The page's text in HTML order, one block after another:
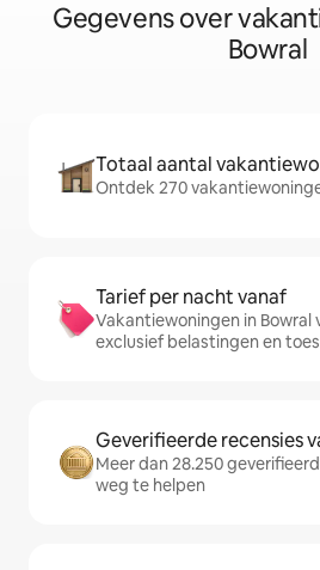
Gegevens over
Bowral
Totaal aantal
Ontdek 270
Tarief per nacht vanaf
Vakantiewoningen in Bowral
exclusief belastingen en
Geverifieerde recensies
Meer dan 28.250
weg te helpen